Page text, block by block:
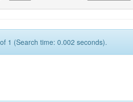
1 (Search time: 0.002 seconds).